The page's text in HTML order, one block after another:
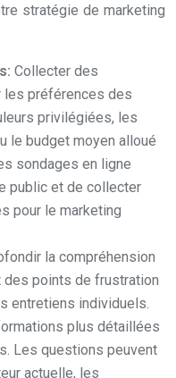
stratégie de marketing
Collecter des
les préférences des
privilégiées, les
le budget moyen alloué
sondages en ligne
public et de collecter
pour le marketing
la compréhension
points de frustration
entretiens individuels.
plus détaillées
Les questions peuvent
actuelle, les